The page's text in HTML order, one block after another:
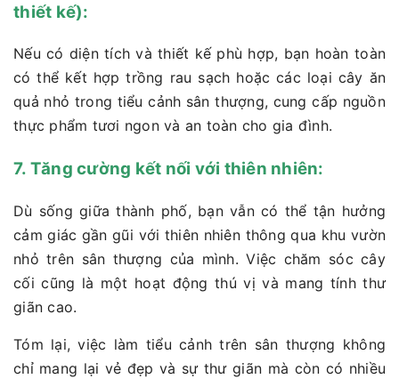
thiết kế):
Nếu có diện tích và thiết kế phù hợp, bạn hoàn toàn
có thể kết hợp trồng rau sạch hoặc các loại cây ăn
quả nhỏ trong tiểu cảnh sân thượng, cung cấp nguồn
thực phẩm tươi ngon và an toàn cho gia đình.
7. Tăng cường kết nối với thiên nhiên:
Dù sống giữa thành phố, bạn vẫn có thể tận hưởng
cảm giác gần gũi với thiên nhiên thông qua khu vườn
nhỏ trên sân thượng của mình. Việc chăm sóc cây
cối cũng là một hoạt động thú vị và mang tính thư
giãn cao.
Tóm lại, việc làm tiểu cảnh trên sân thượng không
chỉ mang lại vẻ đẹp và sự thư giãn mà còn có nhiều